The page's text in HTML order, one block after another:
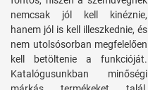
nemcsak jól kell kinéznie,
hanem jól is kell illeszkednie, és
nem utolsósorban megfelelően
kell betöltenie a funkcióját.
Katalógusunkban minőségi